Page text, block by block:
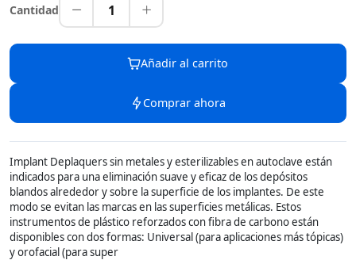
Cantidad 1
Añadir al carrito
Comprar ahora
Implant Deplaquers sin metales y esterilizables en autoclave están
indicados para una eliminación suave y eficaz de los depósitos
blandos alrededor y sobre la superficie de los implantes. De este
modo se evitan las marcas en las superficies metálicas. Estos
instrumentos de plástico reforzados con fibra de carbono están
disponibles con dos formas: Universal (para aplicaciones más tópicas)
y orofacial (para super